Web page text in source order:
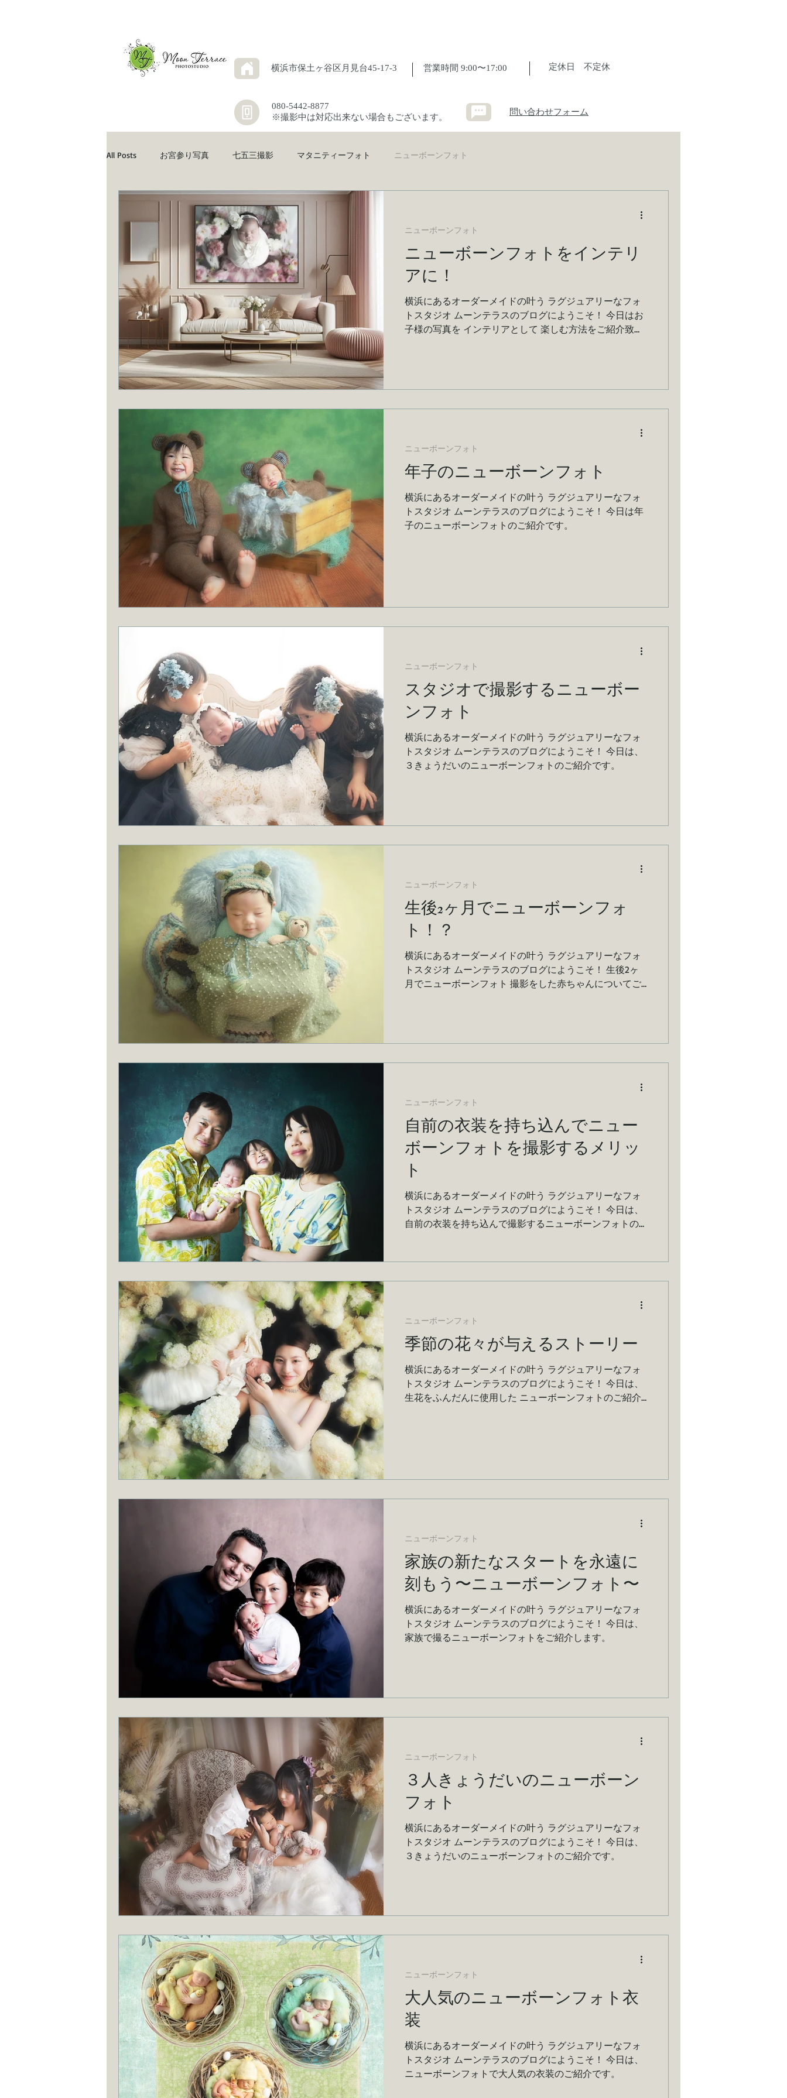
横浜市保土ヶ谷区月見台45-17-3 ​営業時間 9:00〜17:00 ​定休日 不定休
080-5442-8877
※撮影中は対応出来ない場合もございます。
問い合わせフォーム
All Posts お宮参り写真 七五三撮影 マタニティーフォト ニューボーンフォト
ニューボーンフォトをインテリ
アに！
横浜にあるオーダーメイドの叶う ラグジュアリーなフォ
トスタジオ ムーンテラスのブログにようこそ！ 今日はお
子様の写真を インテリアとして 楽しむ方法をご紹介致し
ニューボーンフォト
年子のニューボーンフォト
横浜にあるオーダーメイドの叶う ラグジュアリーなフォ
トスタジオ ムーンテラスのブログにようこそ！ 今日は年
子のニューボーンフォトのご紹介です。
ニューボーンフォト
スタジオで撮影するニューボー
ンフォト
横浜にあるオーダーメイドの叶う ラグジュアリーなフォ
トスタジオ ムーンテラスのブログにようこそ！ 今日は、
３きょうだいのニューボーンフォトのご紹介です。
ニューボーンフォト
生後2ヶ月でニューボーンフォ
ト！？
横浜にあるオーダーメイドの叶う ラグジュアリーなフォ
トスタジオ ムーンテラスのブログにようこそ！ 生後2ヶ
月でニューボーンフォト 撮影をした赤ちゃんについてご
ニューボーンフォト
自前の衣装を持ち込んでニュー
ボーンフォトを撮影するメリッ
ト
横浜にあるオーダーメイドの叶う ラグジュアリーなフォ
トスタジオ ムーンテラスのブログにようこそ！ 今日は、
自前の衣装を持ち込んで撮影するニューボーンフォトの
ニューボーンフォト
季節の花々が与えるストーリー
横浜にあるオーダーメイドの叶う ラグジュアリーなフォ
トスタジオ ムーンテラスのブログにようこそ！ 今日は、
生花をふんだんに使用した ニューボーンフォトのご紹介
ニューボーンフォト
家族の新たなスタートを永遠に
刻もう〜ニューボーンフォト〜
横浜にあるオーダーメイドの叶う ラグジュアリーなフォ
トスタジオ ムーンテラスのブログにようこそ！ 今日は、
家族で撮るニューボーンフォトをご紹介します。
ニューボーンフォト
３人きょうだいのニューボーン
フォト
横浜にあるオーダーメイドの叶う ラグジュアリーなフォ
トスタジオ ムーンテラスのブログにようこそ！ 今日は、
３きょうだいのニューボーンフォトのご紹介です。
ニューボーンフォト
大人気のニューボーンフォト衣
装
横浜にあるオーダーメイドの叶う ラグジュアリーなフォ
トスタジオ ムーンテラスのブログにようこそ！ 今日は、
ニューボーンフォトで大人気の衣装のご紹介です。
ニューボーンフォト